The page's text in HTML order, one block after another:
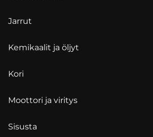
Jarrut
Kemikaalit ja öljyt
Kori
Moottori ja viritys
Sisusta